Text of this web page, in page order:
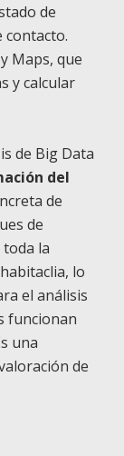
de
contacto.
Maps, que
y calcular
de Big Data
del
de
de
toda la
lo
el análisis
funcionan
una
de